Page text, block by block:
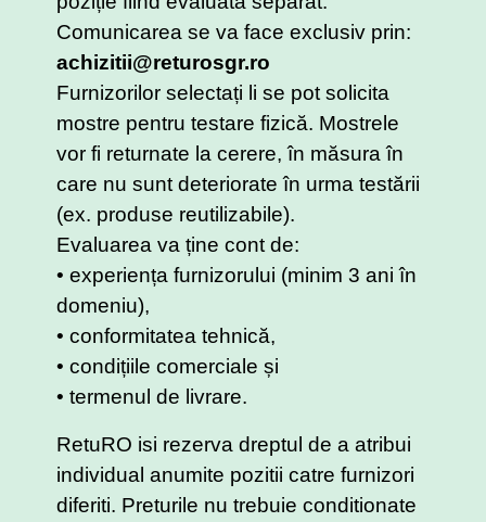
Comunicarea se va face exclusiv prin:
achizitii@returosgr.ro
Furnizorilor selectați li se pot solicita
mostre pentru testare fizică. Mostrele
vor fi returnate la cerere, în măsura în
care nu sunt deteriorate în urma testării
(ex. produse reutilizabile).
Evaluarea va ține cont de:
• experiența furnizorului (minim 3 ani în
domeniu),
• conformitatea tehnică,
• condițiile comerciale și
• termenul de livrare.
RetuRO isi rezerva dreptul de a atribui
individual anumite pozitii catre furnizori
diferiti. Preturile nu trebuie conditionate